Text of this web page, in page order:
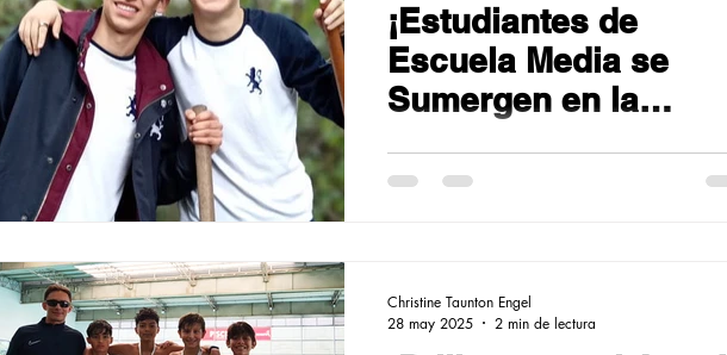
¡Estudiantes de
Escuela Media se
Sumergen en la
Compostaje!
Christine Taunton Engel
28 may 2025
2 min de lectura